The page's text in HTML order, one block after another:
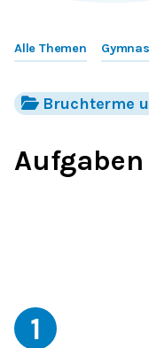
Alle Themen
Bruchterme
1